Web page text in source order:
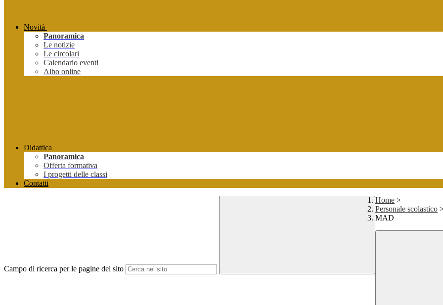
Novità
Panoramica
Le notizie
Le circolari
Calendario eventi
Albo online
Didattica
Panoramica
Offerta formativa
I progetti delle classi
Contatti
Campo di ricerca per le pagine del sito
Home >
Personale scolastico
MAD